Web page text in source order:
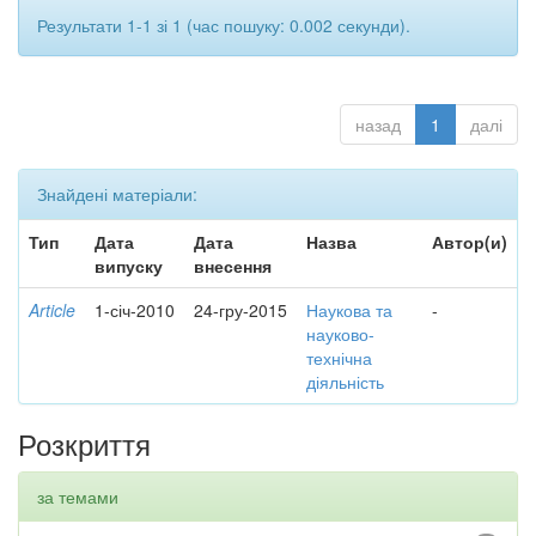
Результати 1-1 зі 1 (час пошуку: 0.002 секунди).
назад 1 далі
Знайдені матеріали:
Тип
Дата
випуску
Дата
внесення
Назва Автор(и)
Article 1-січ-2010 24-гру-2015
Наукова та
науково-
технічна
діяльність
-
Розкриття
за темами